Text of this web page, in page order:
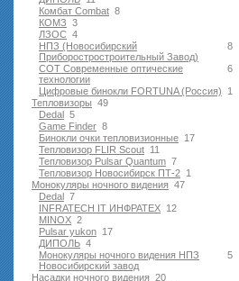
8
Комбат Combat
3
КОМЗ
4
ЛЗОС
8
НПЗ (Новосибирский
Приборостростроительный Завод)
6
СОТ Современные оптические
технологии
1
Цифровые бинокли FORTUNA (Россия)
49
Тепловизоры
5
Dedal
8
Game Finder
17
Бинокли очки тепловизионные
11
Тепловизор FLIR Scout
7
Тепловизор Pulsar Quantum
1
Тепловизор Новосибирск ПТ-2
47
Монокуляры ночного видения
7
Dedal
12
INFRATECH IT ИНФРАТЕХ
2
MINOX
17
Pulsar yukon
4
ДИПОЛЬ
5
Монокуляры ночного видения НПЗ
Новосибирский завод
20
Насадки ночного видения